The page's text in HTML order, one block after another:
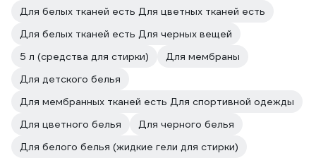
Для белых тканей есть Для цветных тканей есть
Для белых тканей есть Для черных вещей
5 л (средства для стирки)
Для мембраны
Для детского белья
Для мембранных тканей есть Для спортивной одежды
Для цветного белья
Для черного белья
Для белого белья (жидкие гели для стирки)